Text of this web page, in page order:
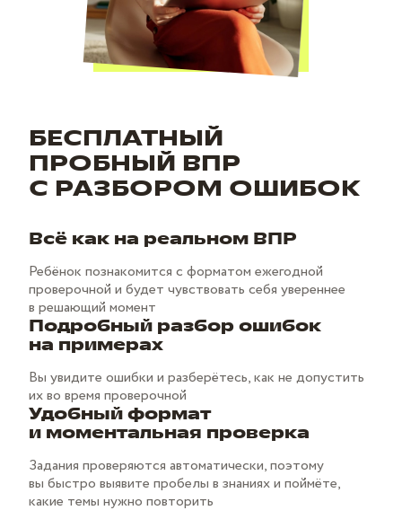
БЕСПЛАТНЫЙ
ПРОБНЫЙ ВПР
С РАЗБОРОМ ОШИБОК
Всё как на реальном ВПР
Ребёнок познакомится с форматом ежегодной
проверочной и будет чувствовать себя увереннее
в решающий момент
Подробный разбор ошибок
на примерах
Вы увидите ошибки и разберётесь, как не допустить
их во время проверочной
Удобный формат
и моментальная проверка
Задания проверяются автоматически, поэтому
вы быстро выявите пробелы в знаниях и поймёте,
какие темы нужно повторить